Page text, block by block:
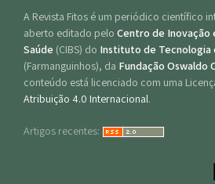
A Revista Fitos é um periódico científico
aberto editado pelo Centro de Inovação
Saúde (CIBS) do Instituto de Tecnologia
(Farmanguinhos), da Fundação Oswaldo
conteúdo está licenciado com uma
Atribuição 4.0 Internacional.
Artigos recentes: